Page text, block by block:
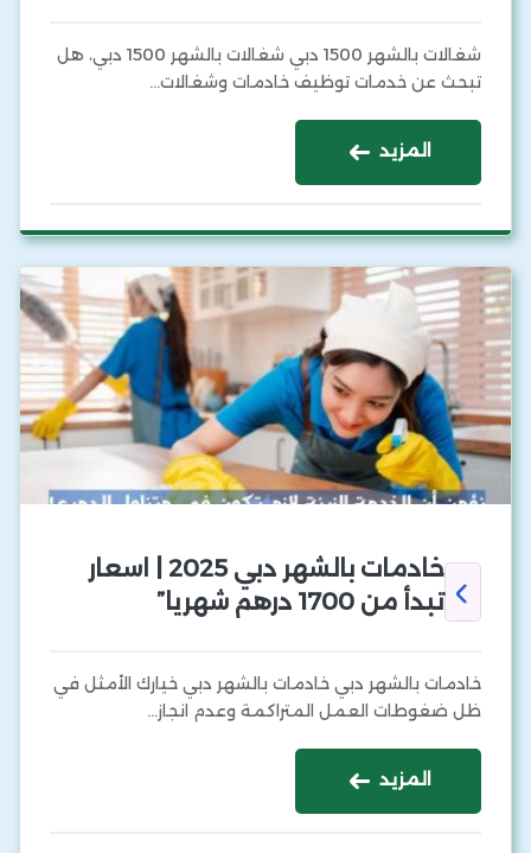
شغالات بالشهر 1500 دبي شغالات بالشهر 1500 دبي، هل
تبحث عن خدمات توظيف خادمات وشغالات…
المزيد
خادمات بالشهر دبي 2025 | اسعار
تبدأ من 1700 درهم شهريا”
خادمات بالشهر دبي خادمات بالشهر دبي خيارك الأمثل في
ظل ضغوطات العمل المتراكمة وعدم انجاز…
المزيد